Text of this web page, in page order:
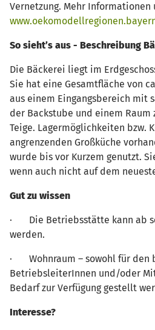
Vernetzung. Mehr Informationen
So sieht’s aus - Beschreibung
Die Bäckerei liegt im
Sie hat eine Gesamtfläche von
aus einem Eingangsbereich mit
der Backstube und einem
Teige. Lagermöglichkeiten bzw.
angrenzenden Großküche
wurde bis vor Kurzem genutzt.
wenn auch nicht auf dem
Gut zu wissen
· Die Betriebsstätte kann ab
werden.
· Wohnraum – sowohl für den
BetriebsleiterInnen und/oder
Bedarf zur Verfügung gestellt
Interesse?